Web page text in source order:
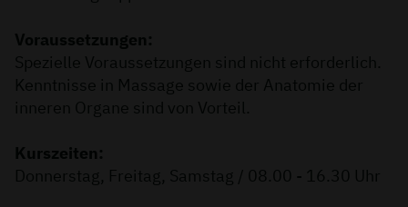
Voraussetzungen:
Spezielle Voraussetzungen sind nicht erforderlich.
Kenntnisse in Massage sowie der Anatomie der
inneren Organe sind von Vorteil.
Kurszeiten:
Donnerstag, Freitag, Samstag / 08.00 - 16.30 Uhr